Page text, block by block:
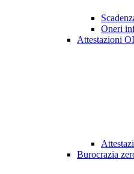
Oneri
Attestazioni
Burocrazia